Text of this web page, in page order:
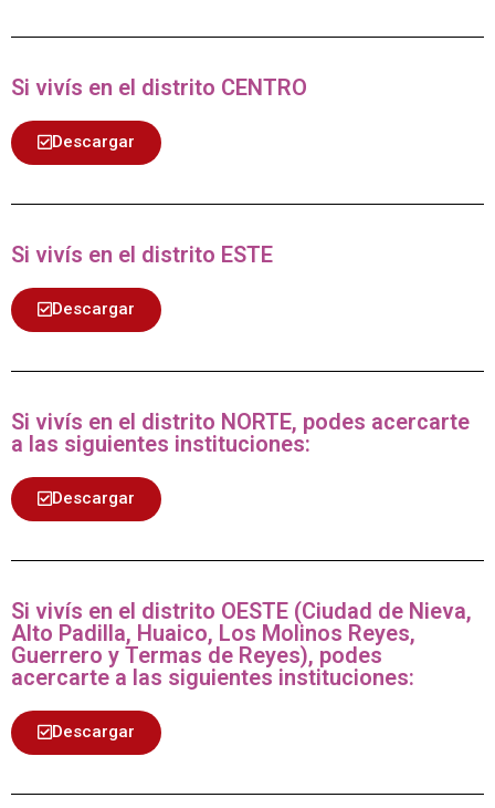
Si vivís en el distrito CENTRO
Descargar
Si vivís en el distrito ESTE
Descargar
Si vivís en el distrito NORTE, podes acercarte
a las siguientes instituciones:
Descargar
Si vivís en el distrito OESTE (Ciudad de Nieva,
Alto Padilla, Huaico, Los Molinos Reyes,
Guerrero y Termas de Reyes), podes
acercarte a las siguientes instituciones:
Descargar